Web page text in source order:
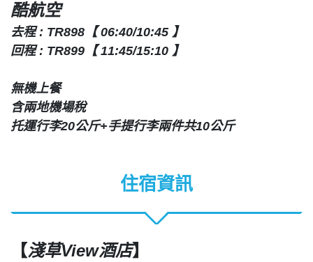
酷航空
去程 : TR898【 06:40/10:45 】
回程 : TR899【 11:45/15:10 】
無機上餐
含兩地機場稅
托運行李20公斤+手提行李兩件共10公斤
住宿資訊
【淺草View酒店】